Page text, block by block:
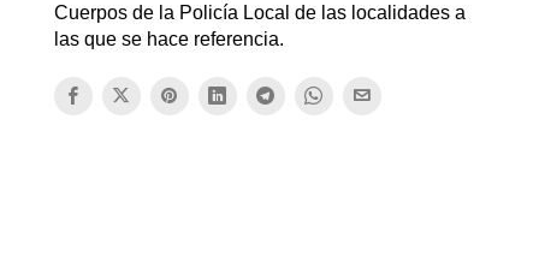
Cuerpos de la Policía Local de las localidades a
las que se hace referencia.